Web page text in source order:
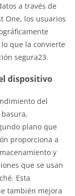
a través de
One, los usuarios
que la convierte
segura23.
dispositivo
del
plano que
proporciona a
y
que se usan
Esta
también mejora